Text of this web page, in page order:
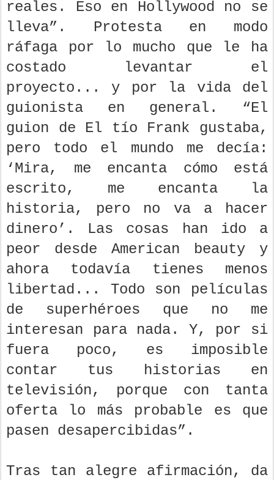
reales. Eso en Hollywood no se
lleva”. Protesta en modo
ráfaga por lo mucho que le ha
costado levantar el
proyecto... y por la vida del
guionista en general. “El
guion de El tío Frank gustaba,
pero todo el mundo me decía:
‘Mira, me encanta cómo está
escrito, me encanta la
historia, pero no va a hacer
dinero’. Las cosas han ido a
peor desde American beauty y
ahora todavía tienes menos
libertad... Todo son películas
de superhéroes que no me
interesan para nada. Y, por si
fuera poco, es imposible
contar tus historias en
televisión, porque con tanta
oferta lo más probable es que
pasen desapercibidas”.
Tras tan alegre afirmación, da